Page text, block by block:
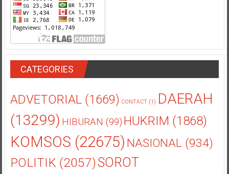
CATEGORIES
ADVETORIAL(1669) CONTACT(1) DAERAH
(13299) HIBURAN (99) HUKRIM (1868)
KOMSOS (22675) NASIONAL(934)
POLITIK (2057)SOROT